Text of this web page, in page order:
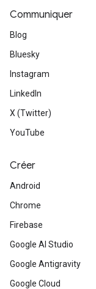
Communiquer
Blog
Bluesky
Instagram
LinkedIn
X (Twitter)
YouTube
Créer
Android
Chrome
Firebase
Google AI Studio
Google Antigravity
Google Cloud